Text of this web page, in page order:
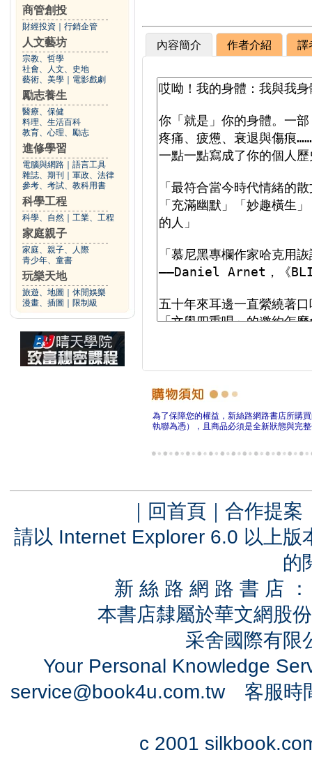
商管創投
財經投資 行銷企管
人文藝坊
宗教、哲學
社會、人文、史地
藝術、美學
電影戲劇
勵志養生
醫療、保健
料理、生活百科
教育、心理、勵志
進修學習
電腦與網路
語言工具
雜誌、期刊
軍政、法律
參考、考試、教科用書
科學工程
科學、自然 工業、工程
家庭親子
家庭、親子、人際
青少年、童書
玩樂天地
旅遊、地圖
休閒娛樂
漫畫、插圖
限制級
內容簡介 作者介紹 譯
為了保障您的權益，新絲路網路書店所購
執聯為憑），且商品必須是全新狀態與完
｜ 回首頁 ｜ 合作提案
請以 Internet Explorer 6.0 以上
的
新 絲 路 網 路 書 店
本書店隸屬於華文網股
采舍國際有
Your Personal Knowledge
service@book4u.com.tw客服時
c 2001